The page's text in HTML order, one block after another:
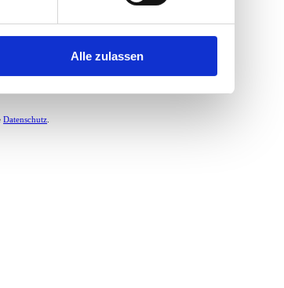
Alle zulassen
Datenschutz